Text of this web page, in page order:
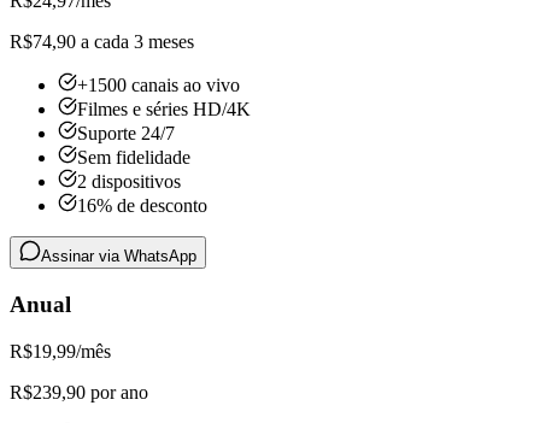
R$74,90 a cada 3 meses
+1500 canais ao vivo
Filmes e séries HD/4K
Suporte 24/7
Sem fidelidade
2 dispositivos
16% de desconto
Assinar via WhatsApp
Anual
R$19,99/mês
R$239,90 por ano